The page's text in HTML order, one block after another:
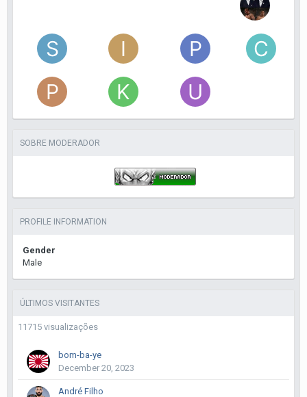
SOBRE MODERADOR
PROFILE INFORMATION
Gender
Male
ÚLTIMOS VISITANTES
11715 visualizações
bom-ba-ye
December 20, 2023
André Filho